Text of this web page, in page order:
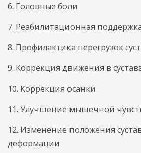
6. Головные боли
7. Реабилитационная
8. Профилактика перегрузок
9. Коррекция движения в
10. Коррекция осанки
11. Улучшение мышечной
12. Изменение положения
деформации